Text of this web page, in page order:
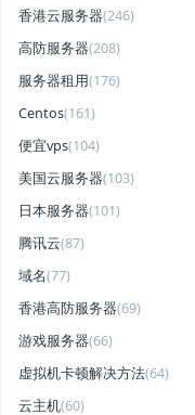
香港云服务器(246)
高防服务器(208)
服务器租用(176)
Centos(161)
便宜vps(104)
美国云服务器(103)
日本服务器(101)
腾讯云(87)
域名(77)
香港高防服务器(69)
游戏服务器(66)
虚拟机卡顿解决方法(64)
云主机(60)